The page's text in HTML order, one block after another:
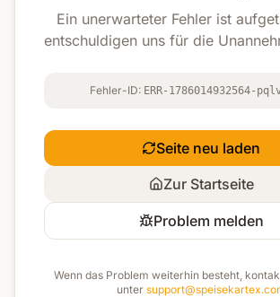
Ein unerwarteter Fehler ist
entschuldigen uns für die
Fehler-ID: ERR-1786014932564-
Seite neu laden
Zur Startseite
Problem melden
Wenn das Problem weiterhin besteht,
unter